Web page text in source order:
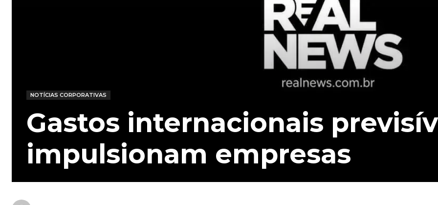
NOTÍCIAS CORPORATIVAS
Gastos internacionais
impulsionam empresas